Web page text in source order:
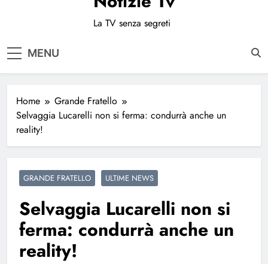
La TV senza segreti
MENU
Home
Grande Fratello
Selvaggia Lucarelli non si ferma: condurrà anche un
reality!
GRANDE FRATELLO ULTIME NEWS
Selvaggia Lucarelli non si
ferma: condurrà anche un
reality!